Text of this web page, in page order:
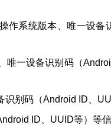
系统版本、唯一设备
唯一设备识别码（
别码（Android ID、
ID、UUID等）等信